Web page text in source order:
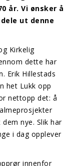
år. Vi ønsker å
ut denne
Kirkelig
dette har
Erik Hillestads
het Lukk opp
nettopp det: å
nye. Slik har
i dag opplever
innenfor